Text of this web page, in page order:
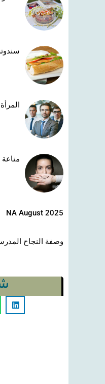
NA August 2025
وصفة النجاح